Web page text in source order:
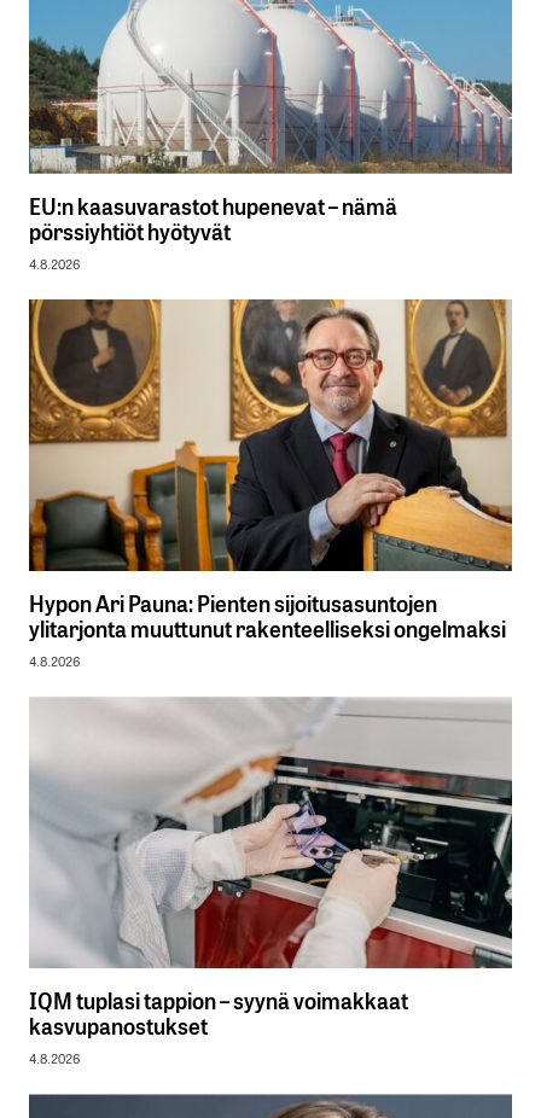
EU:n kaasuvarastot hupenevat – nämä
pörssiyhtiöt hyötyvät
4.8.2026
Hypon Ari Pauna: Pienten sijoitusasuntojen
ylitarjonta muuttunut rakenteelliseksi ongelmaksi
4.8.2026
IQM tuplasi tappion – syynä voimakkaat
kasvupanostukset
4.8.2026